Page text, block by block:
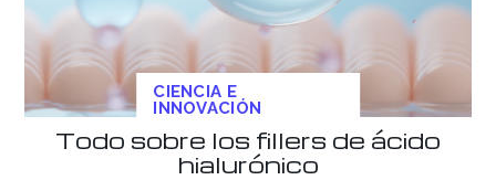
CIENCIA E
INNOVACIÓN
Todo sobre los fillers de ácido
hialurónico